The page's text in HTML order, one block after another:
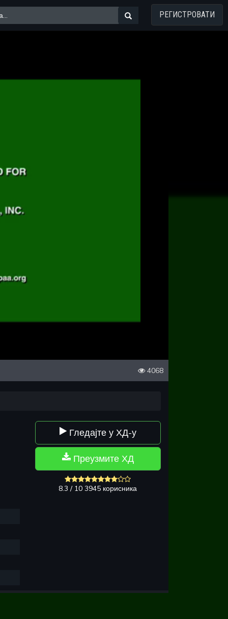
РЕГИСТРОВАТИ
4068
Гледајте у ХД-у
Преузмите ХД
8.3 / 10 3945 корисника